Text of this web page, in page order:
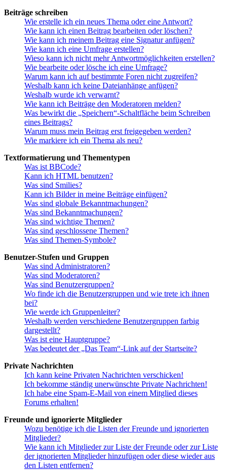
Beiträge schreiben
Wie erstelle ich ein neues Thema oder eine Antwort?
Wie kann ich einen Beitrag bearbeiten oder löschen?
Wie kann ich meinem Beitrag eine Signatur anfügen?
Wie kann ich eine Umfrage erstellen?
Wieso kann ich nicht mehr Antwortmöglichkeiten erstellen?
Wie bearbeite oder lösche ich eine Umfrage?
Warum kann ich auf bestimmte Foren nicht zugreifen?
Weshalb kann ich keine Dateianhänge anfügen?
Weshalb wurde ich verwarnt?
Wie kann ich Beiträge den Moderatoren melden?
Was bewirkt die „Speichern“-Schaltfläche beim Schreiben
eines Beitrags?
Warum muss mein Beitrag erst freigegeben werden?
Wie markiere ich ein Thema als neu?
Textformatierung und Thementypen
Was ist BBCode?
Kann ich HTML benutzen?
Was sind Smilies?
Kann ich Bilder in meine Beiträge einfügen?
Was sind globale Bekanntmachungen?
Was sind Bekanntmachungen?
Was sind wichtige Themen?
Was sind geschlossene Themen?
Was sind Themen-Symbole?
Benutzer-Stufen und Gruppen
Was sind Administratoren?
Was sind Moderatoren?
Was sind Benutzergruppen?
Wo finde ich die Benutzergruppen und wie trete ich ihnen
bei?
Wie werde ich Gruppenleiter?
Weshalb werden verschiedene Benutzergruppen farbig
dargestellt?
Was ist eine Hauptgruppe?
Was bedeutet der „Das Team“-Link auf der Startseite?
Private Nachrichten
Ich kann keine Privaten Nachrichten verschicken!
Ich bekomme ständig unerwünschte Private Nachrichten!
Ich habe eine Spam-E-Mail von einem Mitglied dieses
Forums erhalten!
Freunde und ignorierte Mitglieder
Wozu benötige ich die Listen der Freunde und ignorierten
Mitglieder?
Wie kann ich Mitglieder zur Liste der Freunde oder zur Liste
der ignorierten Mitglieder hinzufügen oder diese wieder aus
den Listen entfernen?